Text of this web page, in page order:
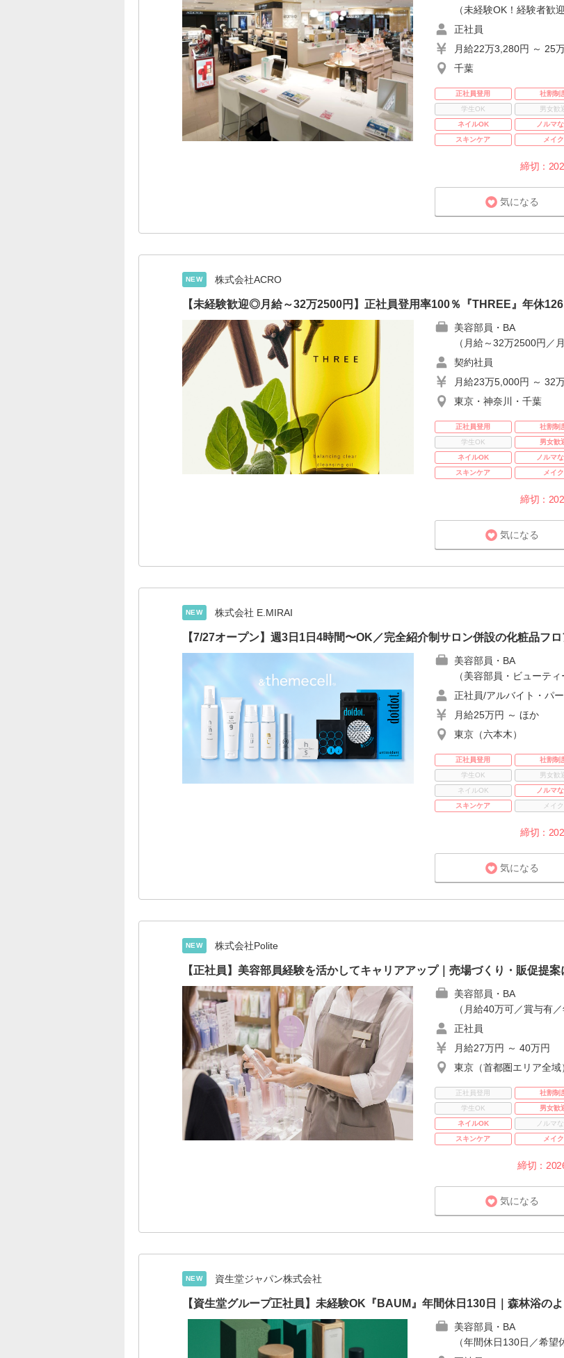
（未経験OK！経験者歓
正社員
月給22万3,280円 ～ 25
千葉
正社員登用 社割制
学生OK
男女歓
ネイルOK
ノルマ
スキンケア
メイク
締切：
気になる
NEW 株式会社ACRO
【未経験歓迎◎月給～32万2500円】正社員登用率100％『THREE』年休
美容部員・BA
（月給～32万2500円／
契約社員
月給23万5,000円 ～ 32
東京・神奈川・千葉
正社員登用 社割制
学生OK
男女歓
ネイルOK
ノルマ
スキンケア
メイク
締切：
気になる
NEW 株式会社 E.MIRAI
【7/27オープン】週3日1日4時間〜OK／完全紹介制サロン併設の化粧品フ
美容部員・BA
（美容部員・ビューティ
正社員/アルバイト・パー
月給25万円 ～ ほか
東京（六本木）
正社員登用 社割制
学生OK
男女歓
ネイルOK
ノルマ
スキンケア
メイク
締切：
気になる
NEW 株式会社Polite
【正社員】美容部員経験を活かしてキャリアアップ｜売場づくり・販促提
美容部員・BA
（月給40万可／賞与有
正社員
月給27万円 ～ 40万円
東京（首都圏エリア全域
正社員登用 社割制
学生OK
男女歓
ネイルOK
ノルマな
スキンケア
メイク
締切：
気になる
NEW 資生堂ジャパン株式会社
【資生堂グループ正社員】未経験OK『BAUM』年間休日130日｜森林浴の
美容部員・BA
（年間休日130日／希